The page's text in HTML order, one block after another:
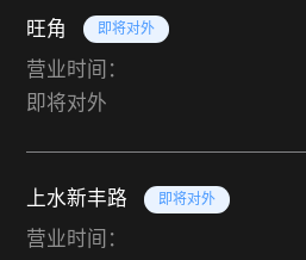
旺角 即将对外
营业时间：
即将对外
上水新丰路 即将对外
营业时间：